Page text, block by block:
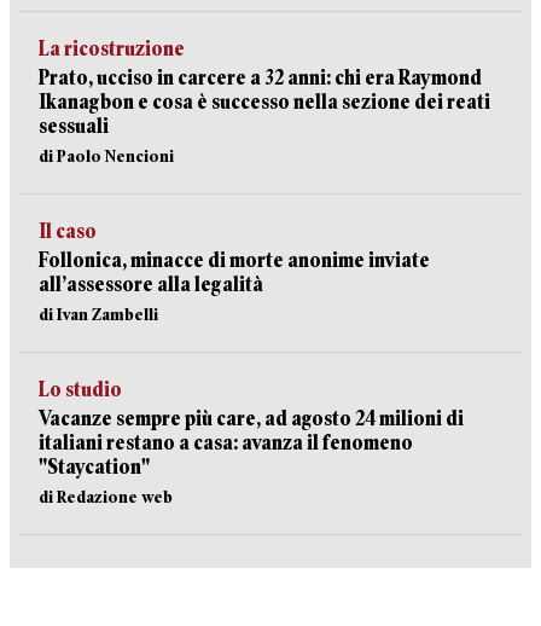
La ricostruzione
Prato, ucciso in carcere a 32 anni: chi era Raymond
Ikanagbon e cosa è successo nella sezione dei reati
sessuali
di Paolo Nencioni
Il caso
Follonica, minacce di morte anonime inviate
all’assessore alla legalità
di Ivan Zambelli
Lo studio
Vacanze sempre più care, ad agosto 24 milioni di
italiani restano a casa: avanza il fenomeno
"Staycation"
di Redazione web